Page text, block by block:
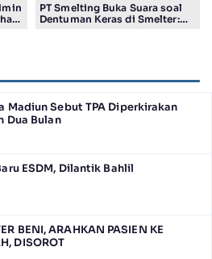
PT Smelting Buka Suara soal
Dentuman Keras di Smelter:
Madiun Sebut TPA Diperkirakan
Dua Bulan
ESDM, Dilantik Bahlil
BENI, ARAHKAN PASIEN KE
DISOROT